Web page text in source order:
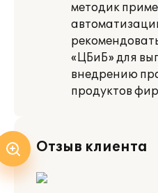
методик
«ЦБиБ» для
внедрению
продуктов
Отзыв клиента